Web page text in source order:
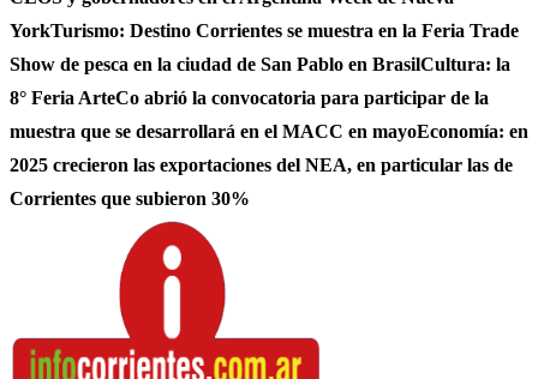
YorkTurismo: Destino Corrientes se muestra en la Feria Trade
Show de pesca en la ciudad de San Pablo en BrasilCultura: la
8° Feria ArteCo abrió la convocatoria para participar de la
muestra que se desarrollará en el MACC en mayoEconomía: en
2025 crecieron las exportaciones del NEA, en particular las de
Corrientes que subieron 30%